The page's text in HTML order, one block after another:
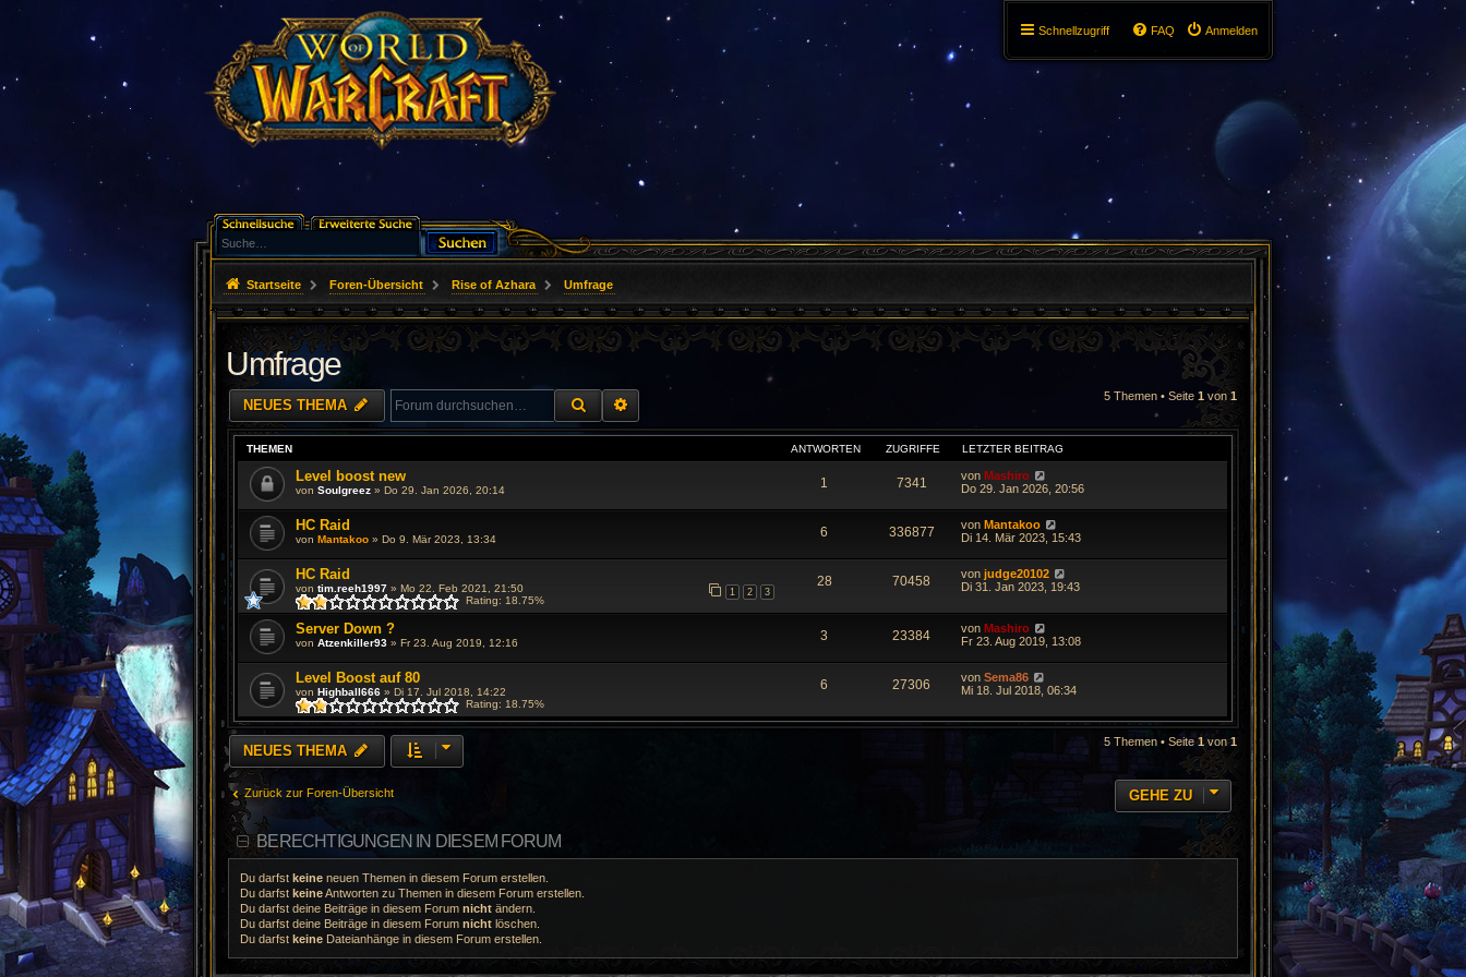
Schnellzugriff Anmelden
FAQ
Startseite Foren-Übersicht Rise of Azhara Umfrage
Umfrage
NEUES THEMA SUCHE 5 Themen • Seite 1 von 1
THEMEN ANTWORTEN ZUGRIFFE LETZTER BEITRAG
Level boost new
von Soulgreez » Do 29. Jan 2026, 20:14 1 7341 von Mashiro
Do 29. Jan 2026, 20:56
HC Raid
von Mantakoo » Do 9. Mär 2023, 13:34 6 336877 von Mantakoo
Di 14. Mär 2023, 15:43
HC Raid
von tim.reeh1997 » Mo 22. Feb 2021, 21:50 1 2 3
Rating: 18.75%
28 70458 von judge20102
Di 31. Jan 2023, 19:43
Server Down ?
von Atzenkiller93 » Fr 23. Aug 2019, 12:16 3 23384 von Mashiro
Fr 23. Aug 2019, 13:08
Level Boost auf 80
von Highball666 » Di 17. Jul 2018, 14:22
Rating: 18.75%
6 27306 von Sema86
Mi 18. Jul 2018, 06:34
NEUES THEMA
5 Themen • Seite1von1
Zurück zur Foren-Übersicht GEHE ZU
BERECHTIGUNGEN IN DIESEM FORUM
Du darfst keine neuen Themen in diesem Forum erstellen.
Du darfst keineAntworten zu Themen in diesem Forum erstellen.
Du darfst deine Beiträge in diesem Forum nicht ändern.
Du darfst deine Beiträge in diesem Forum nicht löschen.
Du darfst keine Dateianhänge in diesem Forum erstellen.